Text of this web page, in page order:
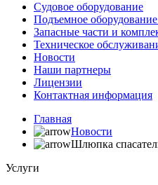
Судовое оборудование
Подъемное
Запасные части и
Техническое
Новости
Наши партнеры
Лицензии
Контактная информация
Главная
Новости
Шлюпка
Услуги